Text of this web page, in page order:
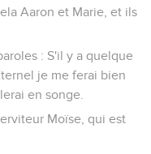
Aaron et Marie, et ils
: S'il y a quelque
je me ferai bien
en songe.
Moïse, qui est